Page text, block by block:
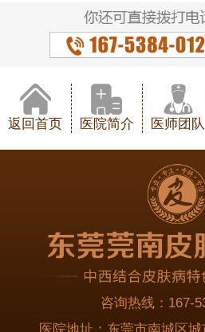
返回首页 医院简介 医师团队
咨询热线： 167-